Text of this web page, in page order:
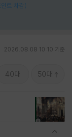
트 차감)
2026.08.08 10:10 기준
40대 50대